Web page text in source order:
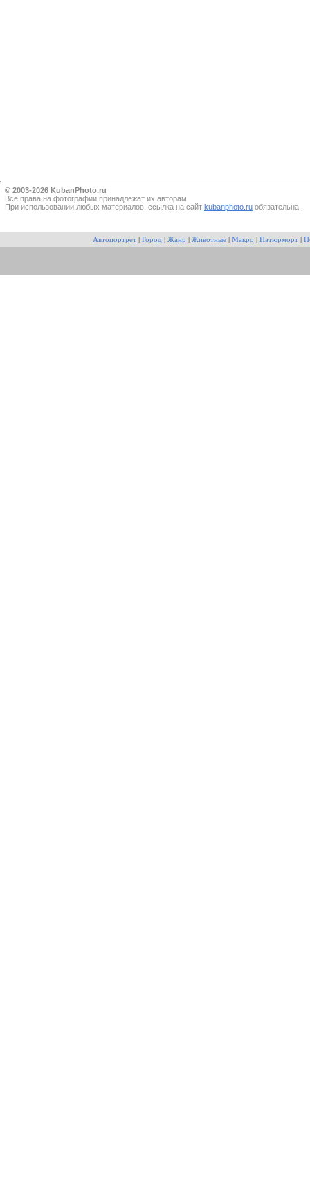
© 2003-2026 KubanPhoto.ru
Все прaва на фотографии принадлежат их авторам.
При использовании любых материалов, ссылка на сайт kubanphoto.ru обязательна.
Автопортрет Город Жанр Животные Макро Натюрморт